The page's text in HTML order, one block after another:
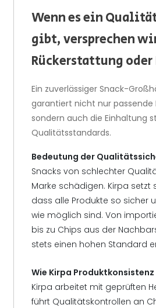
Wenn es ein
gibt, versprechen
Rückerstattung oder
Ein zuverlässiger Snack-Großhändler wie Kirpa
garantiert nicht nur passende
sondern auch die Einhaltung
Qualitätsstandards.
Bedeutung der
Snacks von schlechter
Marke schädigen. Kirpa setzt
dass alle Produkte so sicher
wie möglich sind. Von
bis zu Chips aus der
stets einen hohen Standard
Wie Kirpa
Kirpa arbeitet mit geprüften
führt Qualitätskontrollen an